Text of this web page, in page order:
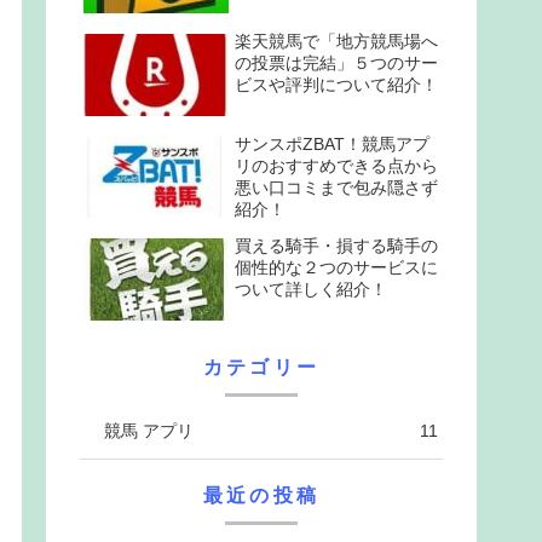
楽天競馬で「地方競馬場へ
の投票は完結」５つのサー
ビスや評判について紹介！
サンスポZBAT！競馬アプ
リのおすすめできる点から
悪い口コミまで包み隠さず
紹介！
買える騎手・損する騎手の
個性的な２つのサービスに
ついて詳しく紹介！
カテゴリー
競馬 アプリ 11
最近の投稿